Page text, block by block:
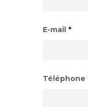
de
date
MM
E-mail *
Téléphone